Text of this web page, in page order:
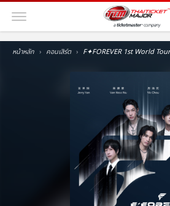
หน้าหลัก คอนเสิร์ต F✦FOREVER 1st World